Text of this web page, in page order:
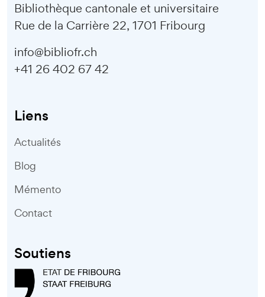
Bibliothèque cantonale et universitaire
Rue de la Carrière 22, 1701 Fribourg
info@bibliofr.ch
+41 26 402 67 42
Liens
Actualités
Blog
Mémento
Contact
Soutiens